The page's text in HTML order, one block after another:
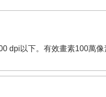
dpi以下。有效畫素100萬像